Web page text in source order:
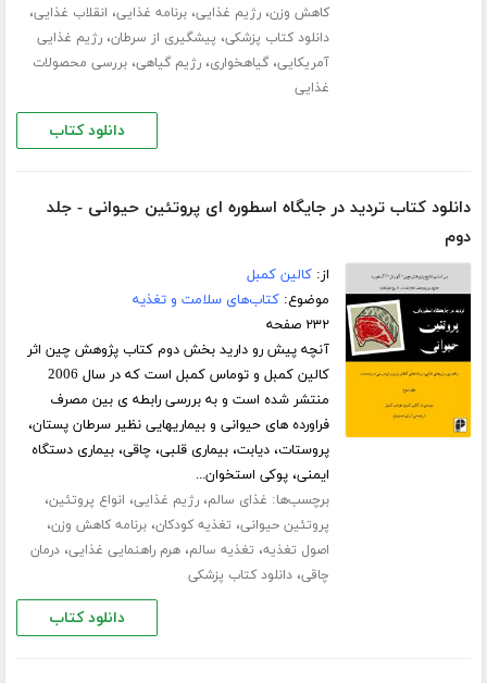
کاهش وزن،رژیم غذایی،برنامه غذایی، انقلاب غذایی،
دانلود کتاب پزشکی، پیشگیری از سرطان،رژیم غذایی
آمریکایی،گیاهخواری،رژیم گیاهی،بررسی محصولات
غذایی
دانلود کتاب
دانلود کتاب تردید در جایگاه اسطوره ای پروتئین حیوانی - جلد
دوم
از:کالین کمبل
موضوع:کتاب‌های سلامت و تغذیه
۲۳۲ صفحه
آنچه پیش رو دارید بخش دوم کتاب پژوهش چین اثر
کالین کمبل و توماس کمبل است که در سال 2006
منتشر شده است و به بررسی رابطه ی بین مصرف
فراورده های حیوانی و بیماریهایی نظیر سرطان پستان،
پروستات، دیابت، بیماری قلبی، چاقی، بیماری دستگاه
ایمنی، پوکی استخوان...
برچسب‌ها: غذای سالم،رژیم غذایی، انواع پروتئین،
پروتئین حیوانی، تغذیه کودکان،برنامه کاهش وزن،
اصول تغذیه، تغذیه سالم،هرم راهنمایی غذایی،درمان
چاقی،دانلود کتاب پزشکی
دانلود کتاب